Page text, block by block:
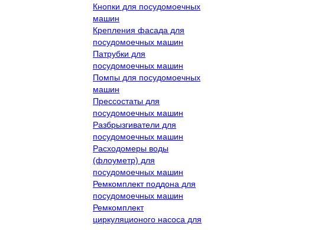
Кнопки для посудомоечных
машин
Крепления фасада для
посудомоечных машин
Патрубки для
посудомоечных машин
Помпы для посудомоечных
машин
Прессостаты для
посудомоечных машин
Разбрызгиватели для
посудомоечных машин
Расходомеры воды
(флоуметр) для
посудомоечных машин
Ремкомплект поддона для
посудомоечных машин
Ремкомплект
циркуляционого насоса для